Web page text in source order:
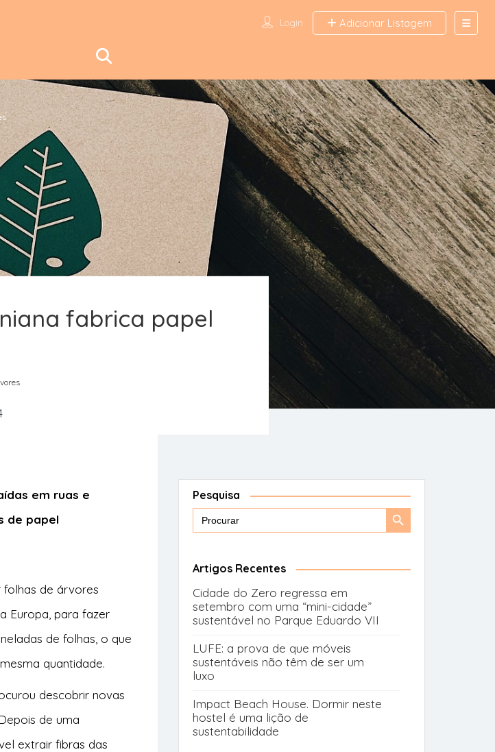
Login Adicionar Listagem
fabrica papel
em ruas e
de papel
folhas de árvores
Europa, para fazer
de folhas, o que
quantidade.
descobrir novas
de uma
extrair fibras das
Pesquisa
Search
Search
Artigos Recentes
Cidade do Zero regressa em
setembro com uma “mini-cidade”
sustentável no Parque Eduardo VII
LUFE: a prova de que móveis
sustentáveis não têm de ser um
luxo
Impact Beach House. Dormir neste
hostel é uma lição de
sustentabilidade